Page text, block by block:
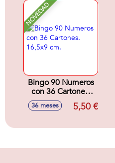
NOVEDAD
Bingo 90 Numeros
con 36 Cartones.
16,5x9 cm.
36 meses 5,50 €